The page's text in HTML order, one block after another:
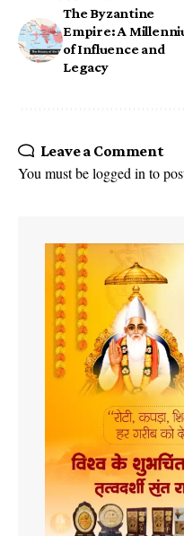
The Byzantine
Empire: A
of Influence and
Legacy
Leave a Comment
You must belogged into